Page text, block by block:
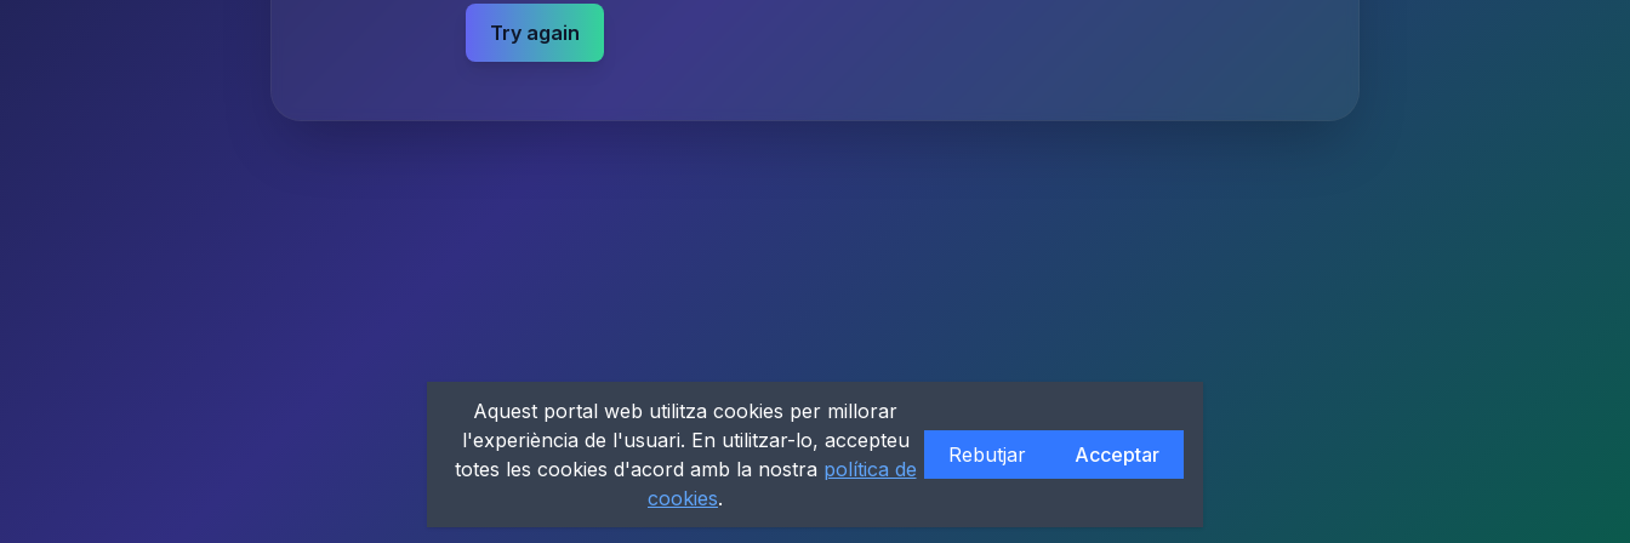
Try again
Aquest portal web utilitza cookies per millorar
l'experiència de l'usuari. En utilitzar-lo, accepteu
totes les cookies d'acord amb la nostra política de
cookies.
Rebutjar Acceptar